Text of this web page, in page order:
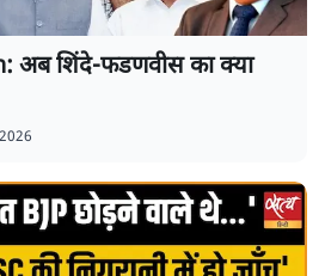
अब शिंदे-फडणवीस का क्या